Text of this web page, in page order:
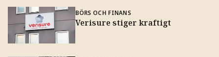
BÖRS OCH FINANS
Verisure stiger kraftigt